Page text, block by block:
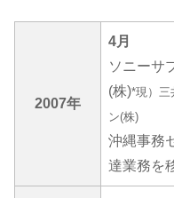
2007年
4月
ソニーサ
(株)*現）三
ン(株)
沖縄事務
達業務を